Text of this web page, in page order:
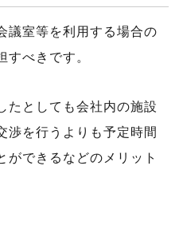
議室等を利用する場合の
すべきです。
たとしても会社内の施設
渉を行うよりも予定時間
ができるなどのメリット